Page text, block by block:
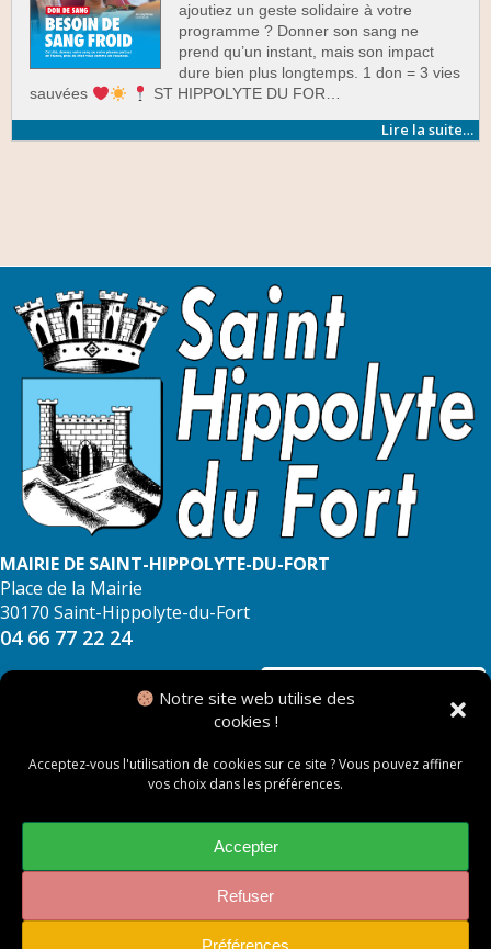
Notre site web utilise des
cookies !
Acceptez-vous l'utilisation de cookies sur ce site ? Vous pouvez affiner
vos choix dans les préférences.
Accepter
Refuser
Préférences
ajoutiez un geste solidaire à votre
programme ? Donner son sang ne
prend qu’un instant, mais son impact
dure bien plus longtemps. 1 don = 3 vies
sauvées
ST HIPPOLYTE DU FOR…
Lire la suite…
MAIRIE DE SAINT-HIPPOLYTE-DU-FORT
Place de la Mairie
30170 Saint-Hippolyte-du-Fort
04 66 77 22 24
NOUS CONTACTER
Mentions légales
Politique des cookies